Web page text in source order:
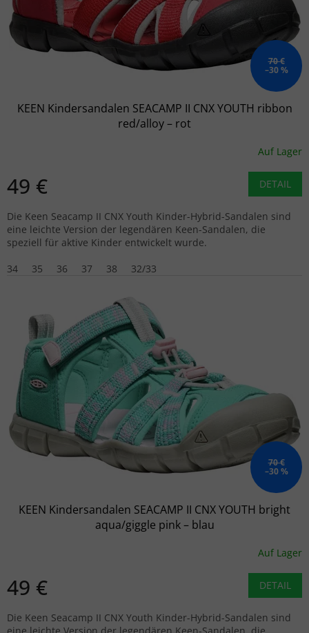
70 €
–30 %
KEEN Kindersandalen SEACAMP II CNX YOUTH ribbon
red/alloy – rot
Auf Lager
49 € DETAIL
Die Keen Seacamp II CNX Youth Kinder-Hybrid-Sandalen sind
eine leichte Version der legendären Keen-Sandalen, die
speziell für aktive Kinder entwickelt wurde.
34
35 36 37 38 32/33
70 €
–30 %
KEEN Kindersandalen SEACAMP II CNX YOUTH bright
aqua/giggle pink – blau
Auf Lager
49 € DETAIL
Die Keen Seacamp II CNX Youth Kinder-Hybrid-Sandalen sind